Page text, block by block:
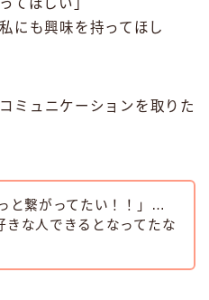
にも興味を持ってほし
ミュニケーションを取りた
と繋がってたい！！」…
きな人できるとなってたな